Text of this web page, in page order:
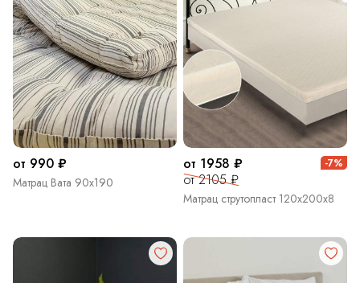
от 990 ₽
Матрац Вата 90х190
от 1958 ₽
от 2105 ₽
-7%
Матрац струтопласт 120х200х8